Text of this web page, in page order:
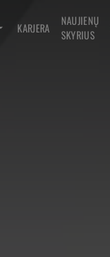
KARJERA
NAUJIENŲ
SKYRIUS